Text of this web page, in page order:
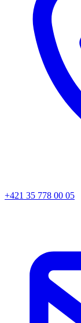
+421 35 778 00 05